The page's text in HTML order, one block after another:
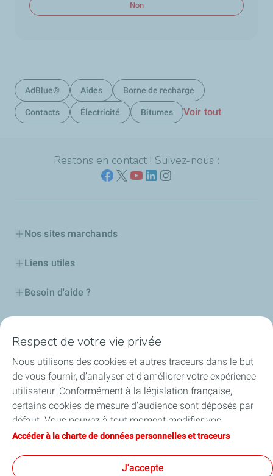
Non
AdBlue® Aides Borne de recharge
Contacts Électricité Bitumes Voir tout
Restons en contact ! Suivez-nous :
Nos sites marchands
Liens utiles
Besoin d'aide ?
Certificats d'économies d'énergie
Nos partenaires
Collaborer avec TotalEnergies
Accessibilité
Respect de votre vie privée
Nous utilisons des cookies et autres traceurs dans le but
de vous fournir, d’analyser et d’améliorer votre expérience
utilisateur. Conformément à la législation française,
certains cookies de mesure d'audience sont déposés par
défaut. Vous pouvez à tout moment modifier vos
paramètres de cookies en cliquant sur le bouton « Gérer
vous acceptez le dépôt de l’ensemble des cookies. Dans le
Accéder à la charte de données personnelles et traceurs
J'accepte